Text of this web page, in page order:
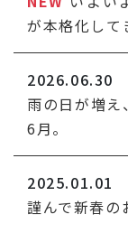
が本格化して
2026.06.30
雨の日が増え
6月。
2025.01.01
謹んで新春の